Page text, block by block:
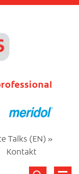
Talks (EN) »
Kontakt